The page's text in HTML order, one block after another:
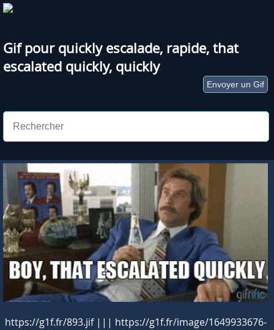
Gif pour quickly escalade, rapide, that
escalated quickly, quickly
https://g1f.fr/893.jif ||| https://g1f.fr/image/1649933676-